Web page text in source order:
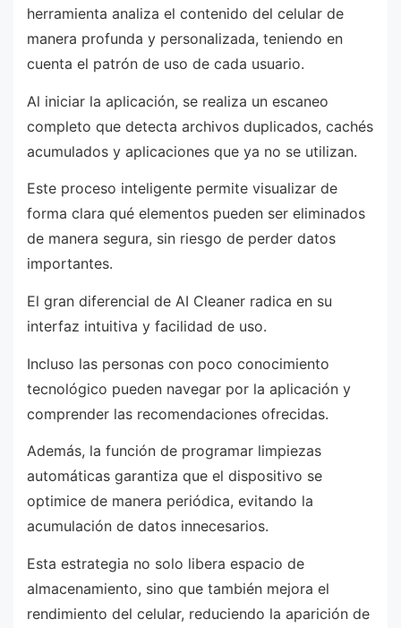
herramienta analiza el contenido del celular de
manera profunda y personalizada, teniendo en
cuenta el patrón de uso de cada usuario.
Al iniciar la aplicación, se realiza un escaneo
completo que detecta archivos duplicados, cachés
acumulados y aplicaciones que ya no se utilizan.
Este proceso inteligente permite visualizar de
forma clara qué elementos pueden ser eliminados
de manera segura, sin riesgo de perder datos
importantes.
El gran diferencial de AI Cleaner radica en su
interfaz intuitiva y facilidad de uso.
Incluso las personas con poco conocimiento
tecnológico pueden navegar por la aplicación y
comprender las recomendaciones ofrecidas.
Además, la función de programar limpiezas
automáticas garantiza que el dispositivo se
optimice de manera periódica, evitando la
acumulación de datos innecesarios.
Esta estrategia no solo libera espacio de
almacenamiento, sino que también mejora el
rendimiento del celular, reduciendo la aparición de